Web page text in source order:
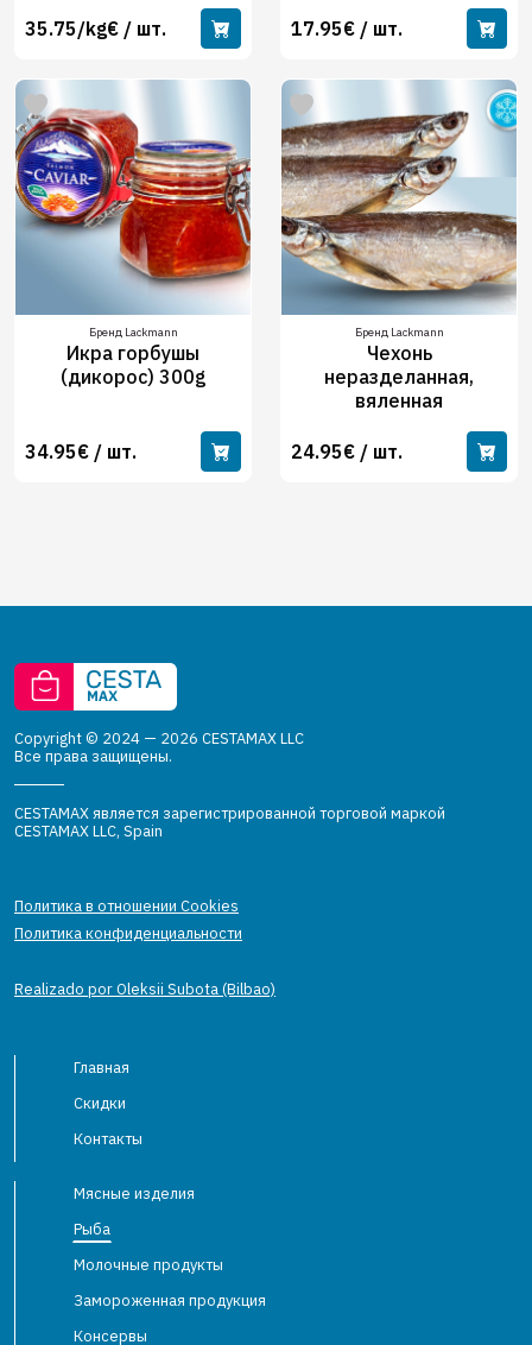
35.75/kg€ / шт. 17.95€ / шт.
Бренд Lackmann
Икра горбушы
(дикорос) 300g
34.95€ / шт.
Бренд Lackmann
Чехонь
неразделанная,
вяленная
24.95€ / шт.
Copyright © 2024 — 2026 CESTAMAX LLC
Все права защищены.
CESTAMAX является зарегистрированной торговой маркой
CESTAMAX LLC, Spain
Политика в отношении Cookies
Политика конфиденциальности
Realizado por Oleksii Subota (Bilbao)
Главная
Скидки
Контакты
Мясные изделия
Рыба
Молочные продукты
Замороженная продукция
Консервы